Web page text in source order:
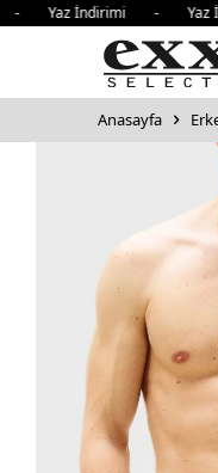
İndirimi - Yaz
Anasayfa